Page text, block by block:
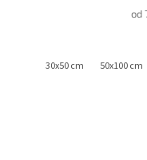
od
30x50 cm 50x100 cm